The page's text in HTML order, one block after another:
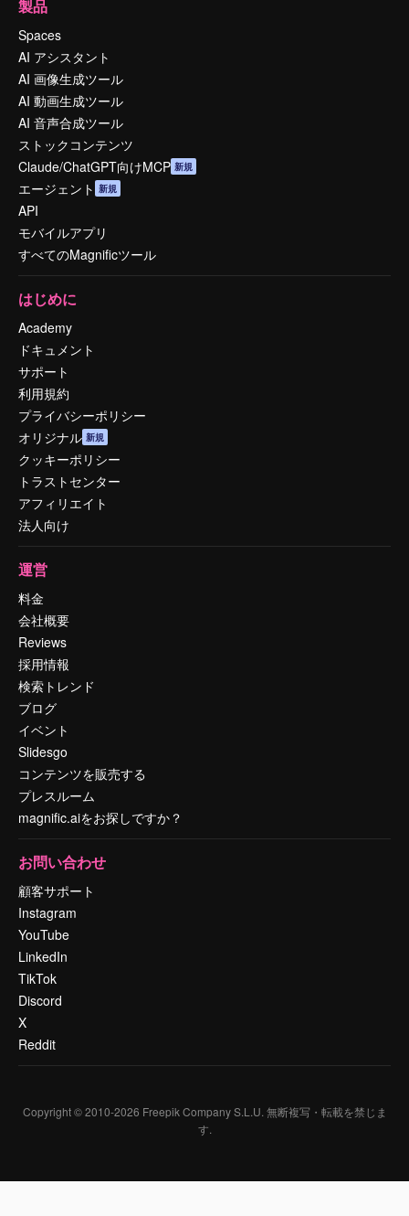
製品
Spaces
AI アシスタント
AI 画像生成ツール
AI 動画生成ツール
AI 音声合成ツール
ストックコンテンツ
Claude/ChatGPT向けMCP 新規
エージェント 新規
API
モバイルアプリ
すべてのMagnificツール
はじめに
Academy
ドキュメント
サポート
利用規約
プライバシーポリシー
オリジナル 新規
クッキーポリシー
トラストセンター
アフィリエイト
法人向け
運営
料金
会社概要
Reviews
採用情報
検索トレンド
ブログ
イベント
Slidesgo
コンテンツを販売する
プレスルーム
magnific.aiをお探しですか？
お問い合わせ
顧客サポート
Instagram
YouTube
LinkedIn
TikTok
Discord
X
Reddit
Copyright © 2010-2026 Freepik Company S.L.U. 無断複写・転載を禁じま
す.